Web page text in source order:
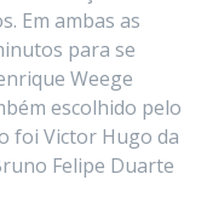
Em ambas as
para se
Weege
escolhido pelo
foi Victor Hugo da
Felipe Duarte